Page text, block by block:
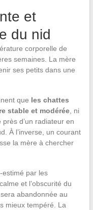
et
du nid
corporelle de
semaines. La mère
ses petits dans une
que les chattes
stable et modérée, ni
d’un radiateur en
À l’inverse, un courant
la mère à chercher
estimé par les
et l’obscurité du
abandonnée au
mieux tempéré. La